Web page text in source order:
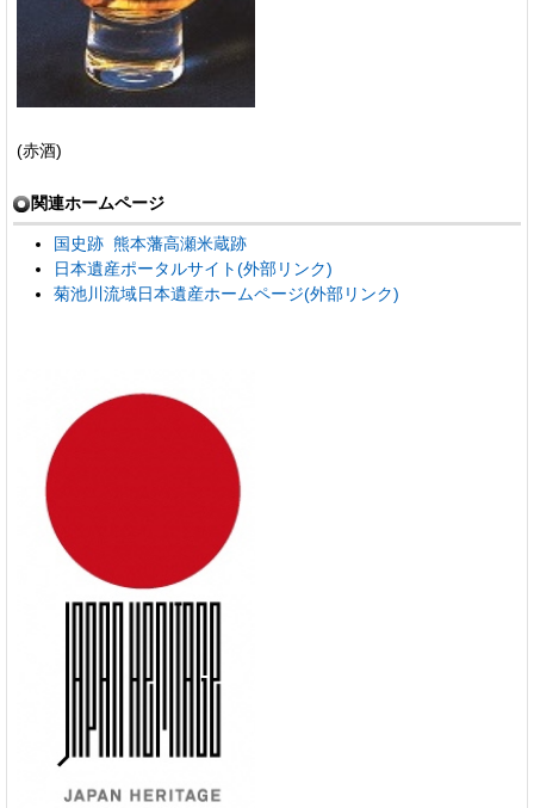
(赤酒)
関連ホームページ
国史跡 熊本藩高瀬米蔵跡
日本遺産ポータルサイト(外部リンク)
菊池川流域日本遺産ホームページ(外部リンク)